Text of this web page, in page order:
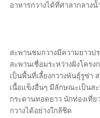
อาหารกวางได้ที่ศาลากลางน้
สะพานชมกวางมีความยาวป
สะพานเชื่อมระหว่างฝั่งโคร
เป็นพื้นที่เลี้ยงกวางพันธุ์รูซ่า
เนื้อแข็งอื่นๆ มีลักษณะเป็นส
กระดานทอดยาว นักท่องเที่ย
กวางได้อย่างใกล้ชิด